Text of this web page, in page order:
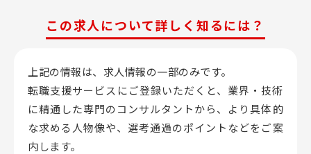
この求人について詳しく知るには？
上記の情報は、求人情報の一部のみです。
転職支援サービスにご登録いただくと、業界・技術
に精通した専門のコンサルタントから、 より具体的
な求める人物像や、選考通過のポイントなどをご案
内します。